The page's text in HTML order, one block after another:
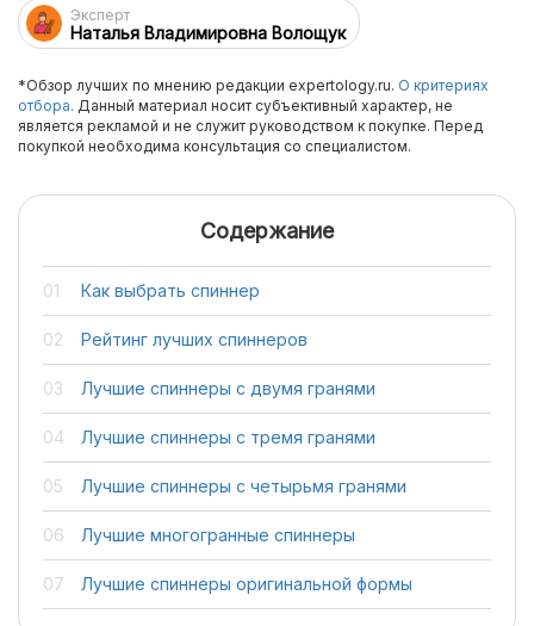
Эксперт
Наталья Владимировна Волощук
*Обзор лучших по мнению редакции expertology.ru. О критериях
отбора. Данный материал носит субъективный характер, не
является рекламой и не служит руководством к покупке. Перед
покупкой необходима консультация со специалистом.
Содержание
Как выбрать спиннер
Рейтинг лучших спиннеров
Лучшие спиннеры с двумя гранями
Лучшие спиннеры с тремя гранями
Лучшие спиннеры с четырьмя гранями
Лучшие многогранные спиннеры
Лучшие спиннеры оригинальной формы